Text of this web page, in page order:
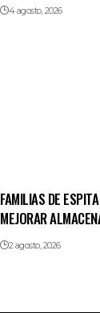
4 agosto, 2026
FAMILIAS DE
MEJORAR
2 agosto, 2026